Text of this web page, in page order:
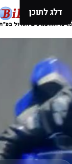
דלג לתוכן